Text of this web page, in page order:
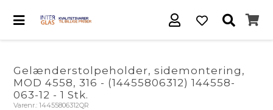
Gelænderstolpeholder, sidemontering,
MOD 4558, 316 - (14455806312) 144558-
063-12 - 1 Stk.
Varenr.:14455806312QR